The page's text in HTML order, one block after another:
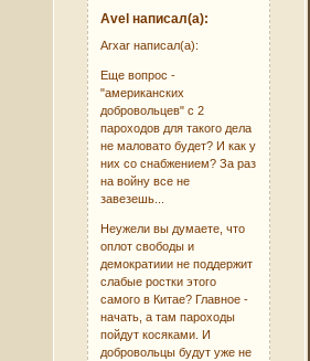
Avel написал(а):
Arxar написал(а):
Еще вопрос -
"американских
добровольцев" с 2
пароходов для такого дела
не маловато будет? И как у
них со снабжением? За раз
на войну все не
завезешь...
Неужели вы думаете, что
оплот свободы и
демократиии не поддержит
слабые ростки этого
самого в Китае? Главное -
начать, а там пароходы
пойдут косяками. И
добровольцы будут уже не